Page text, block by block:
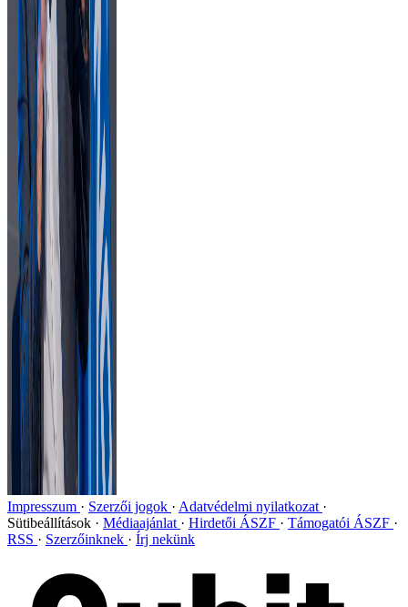
Impresszum Szerzői jogok
Adatvédelmi nyilatkozat
Sütibeállítások
Médiaajánlat Hirdetői ÁSZF
Támogatói ÁSZF
RSS
Szerzőinknek Írj nekünk